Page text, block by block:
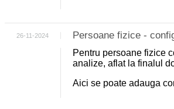
26-11-2024 Persoane fizice -
Pentru persoane fizice
analize, aflat la finalul
Aici se poate adauga